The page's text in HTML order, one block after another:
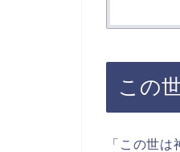
この
「この世